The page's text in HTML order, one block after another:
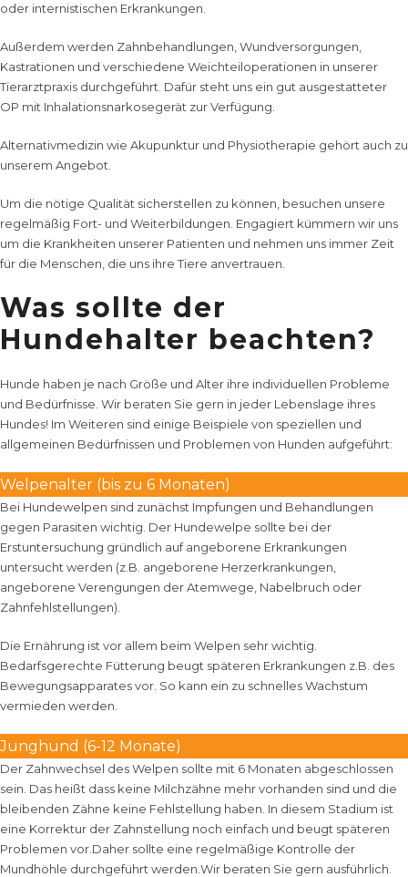
oder internistischen Erkrankungen.
Außerdem werden Zahnbehandlungen Wundversorgungen
Kastrationen und verschiedene Weichteiloperationen in unserer
Tierarztpraxis durchgeführt. Dafür steht uns ein gut ausgestatteter
OP mit Inhalationsnarkosegerät zur Verfügung.
Alternativmedizin wie Akupunktur und Physiotherapie gehört auch zu
unserem Angebot.
Um die nötige Qualität sicherstellen zu können, besuchen unsere
regelmäßig Fort- und Weiterbildungen . Engagiert kümmern wir uns
um die Krankheiten unserer Patienten und nehmen uns immer Zeit
für die Menschen, die uns ihre Tiere anvertrauen.
Was sollte der
Hundehalter beachten?
Hunde haben je nach Größe und Alter ihre individuellen Probleme
und Bedürfnisse. Wir beraten Sie gern in jeder Lebenslage ihres
Hundes! Im Weiteren sind einige Beispiele von speziellen und
allgemeinen Bedürfnissen und Problemen von Hunden aufgeführt:
Welpenalter (bis zu 6 Monaten)
Bei Hundewelpen sind zunächst Impfungen und Behandlungen
gegen Parasiten wichtig. Der Hundewelpe sollte bei der
Erstuntersuchung gründlich auf angeborene Erkrankungen
untersucht werden (z.B. angeborene Herzerkrankungen,
angeborene Verengungen der Atemwege, Nabelbruch oder
Zahnfehlstellungen).
Die Ernährung ist vor allem beim Welpen sehr wichtig.
Bedarfsgerechte Fütterung beugt späteren Erkrankungen z.B. des
Bewegungsapparates vor. So kann ein zu schnelles Wachstum
vermieden werden.
Junghund (6-12 Monate)
Der Zahnwechsel des Welpen sollte mit 6 Monaten abgeschlossen
sein. Das heißt dass keine Milchzähne mehr vorhanden sind und die
bleibenden Zähne keine Fehlstellung haben. In diesem Stadium ist
eine Korrektur der Zahnstellung noch einfach und beugt späteren
Problemen vor.Daher sollte eine regelmäßige Kontrolle der
Mundhöhle durchgeführt werden.Wir beraten Sie gern ausführlich.